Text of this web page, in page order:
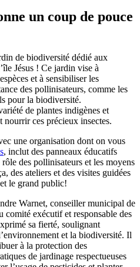
un coup de pouce
de biodiversité dédié aux
Jésus ! Ce jardin vise à
et à sensibiliser les
des pollinisateurs, comme les
pour la biodiversité.
de plantes indigènes et
nourrir ces précieux insectes.
une organisation dont on vous
, inclut des panneaux éducatifs
des pollinisateurs et les moyens
des ateliers et des visites guidées
le grand public!
Warnet, conseiller municipal de
comité exécutif et responsable des
sa fierté, soulignant
et la biodiversité. Il
à la protection des
de jardinage respectueuses